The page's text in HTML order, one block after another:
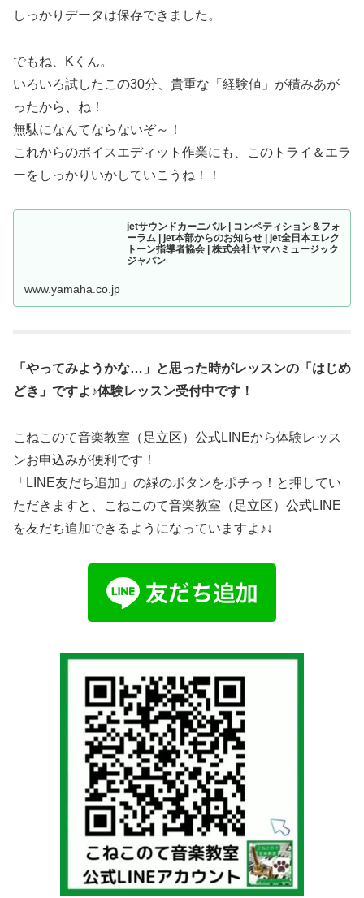
しっかりデータは保存できました。
でもね、Kくん。
いろいろ試したこの30分、貴重な「経験値」が積みあが
ったから、ね！
無駄になんてならないぞ～！
これからのボイスエディット作業にも、このトライ＆エラ
ーをしっかりいかしていこうね！！
jetサウンドカーニバル | コンペティション＆フォ
ーラム | jet本部からのお知らせ | jet全日本エレク
トーン指導者協会 | 株式会社ヤマハミュージック
ジャパン
www.yamaha.co.jp
「やってみようかな…」と思った時がレッスンの「はじめ
どき」ですよ♪体験レッスン受付中です！
こねこのて音楽教室（足立区）公式LINEから体験レッス
ンお申込みが便利です！
「LINE友だち追加」の緑のボタンをポチっ！と押してい
ただきますと、こねこのて音楽教室（足立区）公式LINE
を友だち追加できるようになっていますよ♪↓